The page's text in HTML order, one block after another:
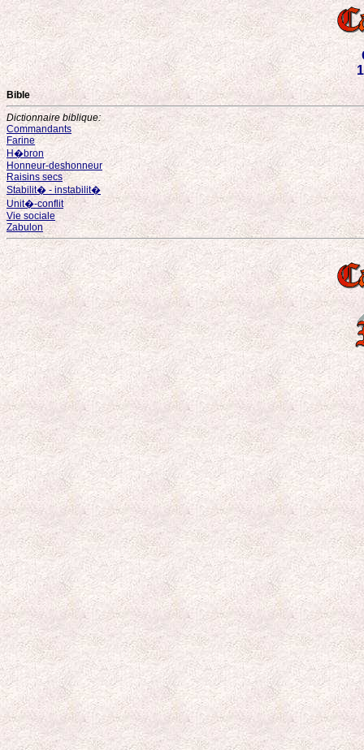
Bible
Dictionnaire biblique:
Commandants
Farine
H�bron
Honneur-deshonneur
Raisins secs
Stabilit� - instabilit�
Unit�-conflit
Vie sociale
Zabulon